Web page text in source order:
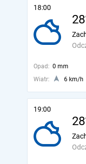
18:00
Opad: 0 mm
Wiatr:
6 km/h
19:00